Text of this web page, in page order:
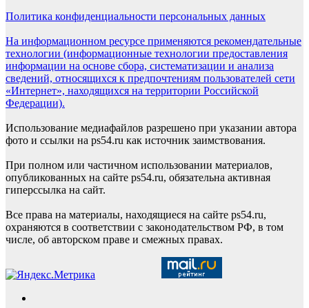
Политика конфиденциальности персональных данных
На информационном ресурсе применяются рекомендательные
технологии (информационные технологии предоставления
информации на основе сбора, систематизации и анализа
сведений, относящихся к предпочтениям пользователей сети
«Интернет», находящихся на территории Российской
Федерации).
Использование медиафайлов разрешено при указании автора
фото и ссылки на ps54.ru как источник заимствования.
При полном или частичном использовании материалов,
опубликованных на сайте ps54.ru, обязательна активная
гиперссылка на сайт.
Все права на материалы, находящиеся на сайте ps54.ru,
охраняются в соответствии с законодательством РФ, в том
числе, об авторском праве и смежных правах.